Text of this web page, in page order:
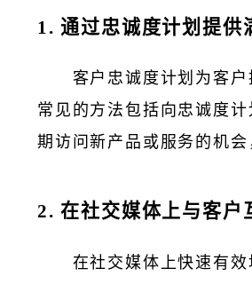
1. 通过忠诚度计划提供
客户忠诚度计划为客
常见的方法包括向忠诚度
期访问新产品或服务的机会
2. 在社交媒体上与客户
在社交媒体上快速有